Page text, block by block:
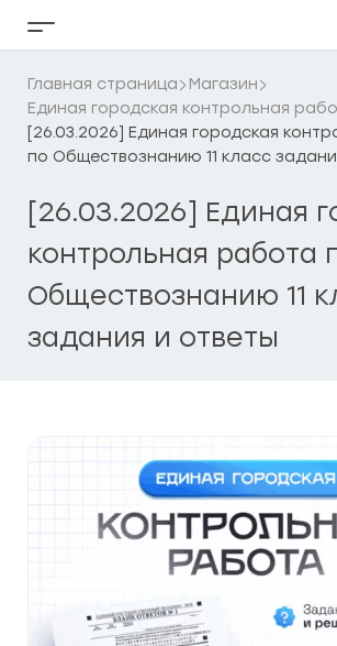
Кнопка
бокового
меню
Главная страница
Магазин
Единая городская контрольная
[26.03.2026] Единая городская
по Обществознанию 11 класс
[26.03.2026] Единая
контрольная работа
Обществознанию 11
задания и ответы